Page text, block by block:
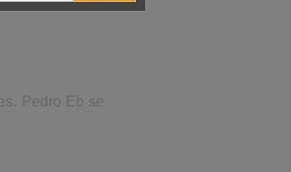
Pedro Eb se